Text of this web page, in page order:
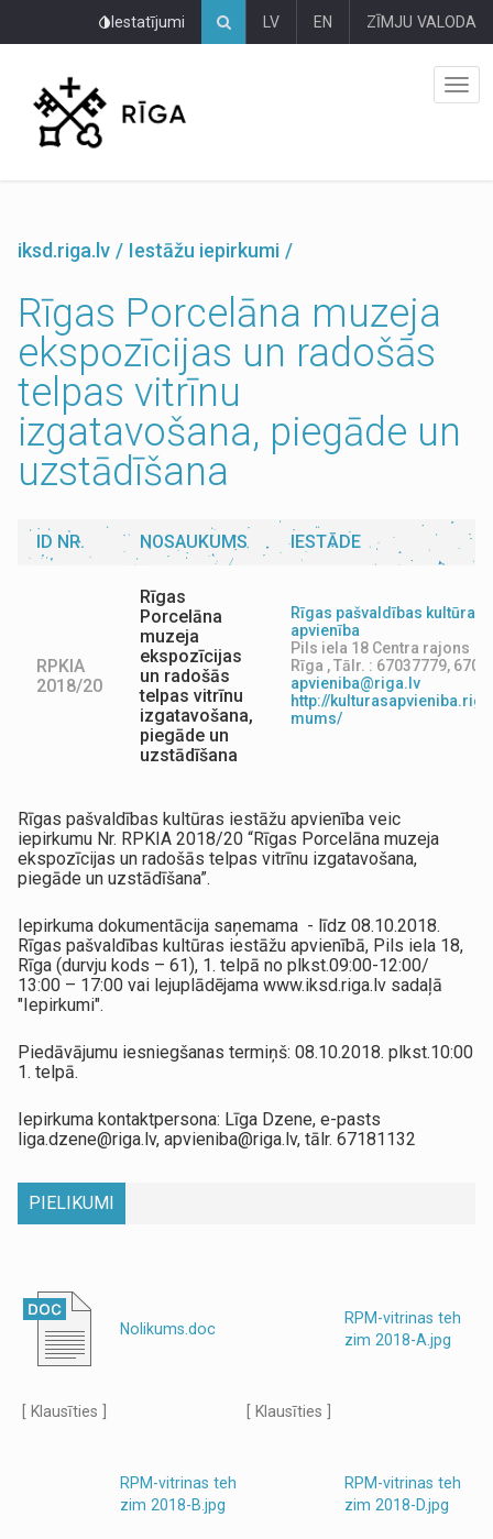
Iestatījumi LV EN ZĪMJU VALODA
iksd.riga.lv Iestāžu iepirkumi
Rīgas Porcelāna muzeja
ekspozīcijas un radošās
telpas vitrīnu
izgatavošana, piegāde un
uzstādīšana
ID NR. NOSAUKUMS IESTĀDE
RPKIA
2018/20
Rīgas
Porcelāna
muzeja
ekspozīcijas
un radošās
telpas vitrīnu
izgatavošana,
piegāde un
uzstādīšana
Rīgas pašvaldības kultūras
apvienība
Pils iela 18 Centra rajons
Rīga , Tālr. : 67037779,
apvieniba@riga.lv
http://
mums/
Rīgas pašvaldības kultūras iestāžu apvienība veic
iepirkumu Nr. RPKIA 2018/20 “Rīgas Porcelāna muzeja
ekspozīcijas un radošās telpas vitrīnu izgatavošana,
piegāde un uzstādīšana”.
Iepirkuma dokumentācija saņemama - līdz 08.10.2018.
Rīgas pašvaldības kultūras iestāžu apvienībā, Pils iela 18,
Rīga (durvju kods – 61), 1. telpā no plkst.09:00-12:00/
13:00 – 17:00 vai lejuplādējama www.iksd.riga.lv sadaļā
"Iepirkumi".
Piedāvājumu iesniegšanas termiņš: 08.10.2018. plkst.10:00
1. telpā.
Iepirkuma kontaktpersona: Līga Dzene, e-pasts
liga.dzene@riga.lv, apvieniba@riga.lv, tālr. 67181132
PIELIKUMI
Nolikums.doc
[ Klausīties ]
RPM-vitrinas teh
zim 2018-A.jpg
[ Klausīties ]
RPM-vitrinas teh
zim 2018-B.jpg
RPM-vitrinas teh
zim 2018-D.jpg